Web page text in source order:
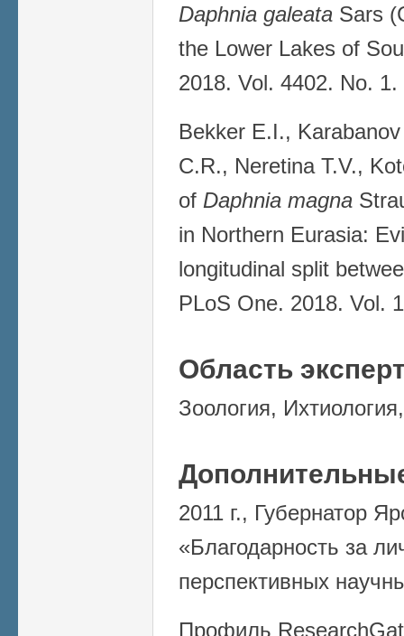
Daphnia galeata Sars
the Lower Lakes of
2018. Vol. 4402. No. 1.
Bekker E.I.,
C.R., Neretina T.V.,
of Daphnia magna
in Northern Eurasia:
longitudinal split
PLoS One. 2018. Vol.
Область
Зоология,
2011 г., Губернатор
«Благодарность за
перспективных
Профиль